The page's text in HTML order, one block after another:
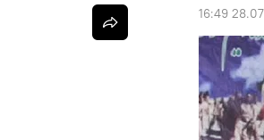
16:49